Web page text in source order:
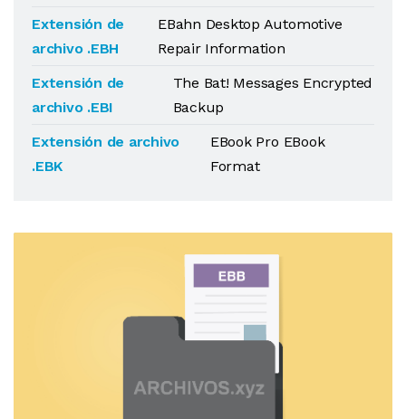
Extensión de
archivo .EBH
EBahn Desktop Automotive
Repair Information
Extensión de
archivo .EBI
The Bat! Messages Encrypted
Backup
Extensión de archivo
.EBK
EBook Pro EBook
Format